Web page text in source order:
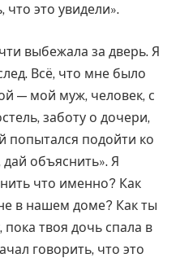
что это увидели».
выбежала за дверь. Я
Всё, что мне было
— мой муж, человек, с
заботу о дочери,
попытался подойти ко
объяснить». Я
что именно? Как
в нашем доме? Как ты
твоя дочь спала в
говорить, что это